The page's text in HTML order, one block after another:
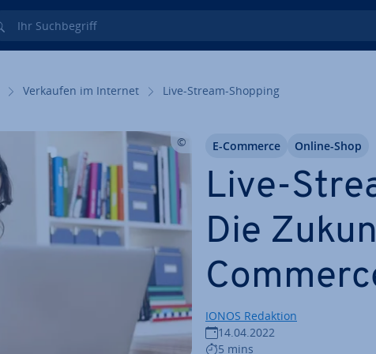
Ihr Such­be­griff
Verkaufen im Internet Live-Stream-Shopping
Live-
Die
IONOS Redaktion
14.04.2022
5 mins
E-Commerce Online-Shop